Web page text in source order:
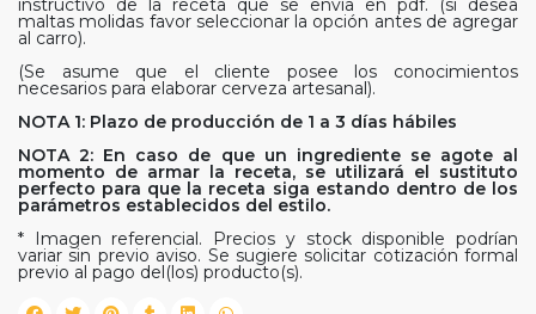
instructivo de la receta que se envía en pdf. (si desea
maltas molidas favor seleccionar la opción antes de agregar
al carro).
(Se asume que el cliente posee los conocimientos
necesarios para elaborar cerveza artesanal).
NOTA 1: Plazo de producción de 1 a 3 días hábiles
NOTA 2: En caso de que un ingrediente se agote al
momento de armar la receta, se utilizará el sustituto
perfecto para que la receta siga estando dentro de los
parámetros establecidos del estilo.
* Imagen referencial. Precios y stock disponible podrían
variar sin previo aviso. Se sugiere solicitar cotización formal
previo al pago del(los) producto(s).